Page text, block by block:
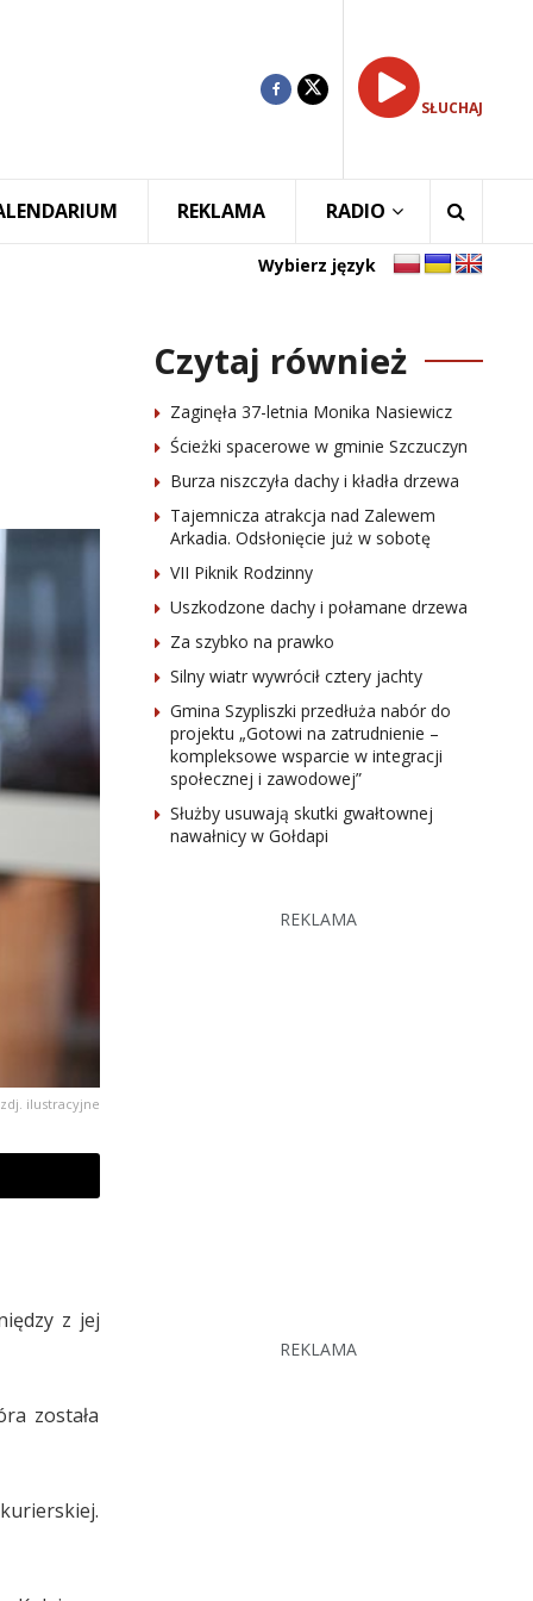
SŁUCHAJ
REKLAMA RADIO
Wybierz język
ilustracyjne
z jej
została
Czytaj również
Zaginęła 37-letnia Monika Nasiewicz
Ścieżki spacerowe w gminie Szczuczyn
Burza niszczyła dachy i kładła drzewa
Tajemnicza atrakcja nad Zalewem
Arkadia. Odsłonięcie już w sobotę
VII Piknik Rodzinny
Uszkodzone dachy i połamane drzewa
Za szybko na prawko
Silny wiatr wywrócił cztery jachty
Gmina Szypliszki przedłuża nabór do
projektu „Gotowi na zatrudnienie –
kompleksowe wsparcie w integracji
społecznej i zawodowej”
Służby usuwają skutki gwałtownej
nawałnicy w Gołdapi
REKLAMA
REKLAMA